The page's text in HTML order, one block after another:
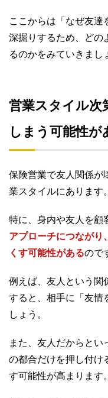
ここからは「なぜ友達
深掘りするため、どの
るのかをみていきまし
営業スタイル次
しまう可能性が
保険営業で友人関係が
業スタイルにあります。
特に、身内や友人を顧
アプローチにつながり
くす可能性があるので
例えば、友人という関
すると、相手に「友情
しょう。
また、友人だからとい
の都合だけを押し付け
す可能性が高まります。